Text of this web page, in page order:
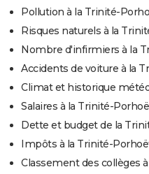
Pollution à la Trinité-
Risques naturels à la
Nombre d'infirmiers à la
Accidents de voiture à la
Climat et historique
Salaires à la Trinité-
Dette et budget de la
Impôts à la Trinité-
Classement des collèges